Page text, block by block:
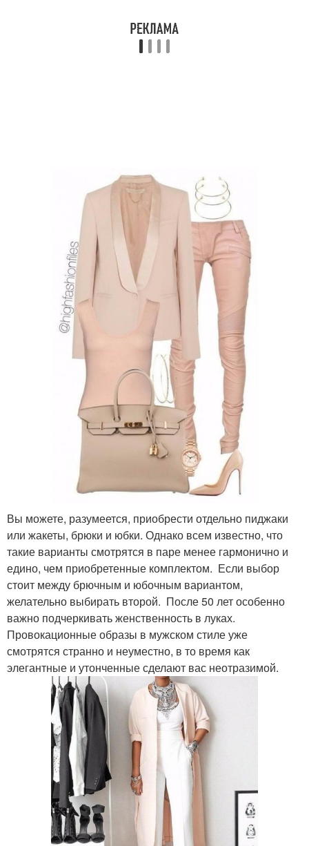
Вы можете, разумеется, приобрести отдельно пиджаки
или жакеты, брюки и юбки. Однако всем известно, что
такие варианты смотрятся в паре менее гармонично и
едино, чем приобретенные комплектом. Если выбор
стоит между брючным и юбочным вариантом,
желательно выбирать второй. После 50 лет особенно
важно подчеркивать женственность в луках.
Провокационные образы в мужском стиле уже
смотрятся странно и неуместно, в то время как
элегантные и утонченные сделают вас неотразимой.